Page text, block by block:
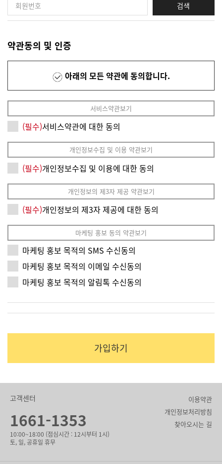
검색
약관동의 및 인증
아래의 모든 약관에 동의합니다.
(필수)서비스약관에 대한 동의
서비스약관보기
(필수)개인정보수집 및 이용에 대한 동의
개인정보수집 및 이용 약관보기
(필수)개인정보의 제3자 제공에 대한 동의
개인정보의 제3자 제공 약관보기
마케팅 홍보 목적의 SMS 수신동의
마케팅 홍보 목적의 이메일 수신동의
마케팅 홍보 목적의 알림톡 수신동의
마케팅 홍보 동의 약관보기
가입하기
이용약관
개인정보처리방침
찾아오시는 길
고객센터
1661-1353
10:00~18:00 (점심시간 : 12시부터 1시)
토, 일, 공휴일 휴무